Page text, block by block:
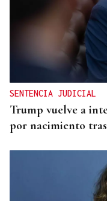
SENTENCIA JUDICIAL
Trump vuelve a
por nacimiento